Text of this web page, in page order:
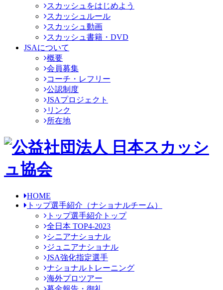
スカッシュをはじめよう
スカッシュルール
スカッシュ動画
スカッシュ書籍・DVD
JSAについて
概要
会員募集
コーチ・レフリー
公認制度
JSAプロジェクト
リンク
所在地
HOME
トップ選手紹介 （ナショナルチーム）
トップ選手紹介トップ
全日本 TOP4-2023
シニアナショナル
ジュニアナショナル
JSA強化指定選手
ナショナルトレーニング
海外プロツアー